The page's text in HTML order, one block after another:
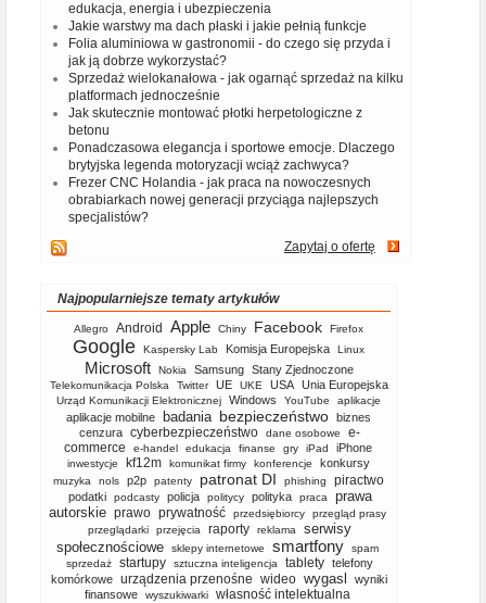
edukacja, energia i ubezpieczenia
Jakie warstwy ma dach płaski i jakie pełnią funkcje
Folia aluminiowa w gastronomii - do czego się przyda i
jak ją dobrze wykorzystać?
Sprzedaż wielokanałowa - jak ogarnąć sprzedaż na kilku
platformach jednocześnie
Jak skutecznie montować płotki herpetologiczne z
betonu
Ponadczasowa elegancja i sportowe emocje. Dlaczego
brytyjska legenda motoryzacji wciąż zachwyca?
Frezer CNC Holandia - jak praca na nowoczesnych
obrabiarkach nowej generacji przyciąga najlepszych
specjalistów?
Zapytaj o ofertę
Najpopularniejsze tematy artykułów
Allegro Android Apple Chiny Facebook Firefox
Google Kaspersky Lab Komisja Europejska Linux
Microsoft Nokia Samsung Stany Zjednoczone
Telekomunikacja Polska Twitter UE UKE USA Unia Europejska
Urząd Komunikacji Elektronicznej Windows YouTube aplikacje
aplikacje mobilne badania bezpieczeństwo biznes
cenzura cyberbezpieczeństwo dane osobowe
e-
commerce
e-handel edukacja finanse gry iPad iPhone
inwestycje kf12m komunikat firmy konferencje konkursy
muzyka nols p2p patenty patronat DI phishing piractwo
podatki podcasty policja politycy polityka praca
prawa
autorskie prawo prywatność przedsiębiorcy
przegląd prasy
przeglądarki
przejęcia raporty reklama
serwisy
społecznościowe
sklepy internetowe smartfony
spam
sprzedaż
startupy sztuczna inteligencja tablety telefony
komórkowe
urządzenia przenośne wideo wygasl
wyniki
finansowe
wyszukiwarki własność intelektualna